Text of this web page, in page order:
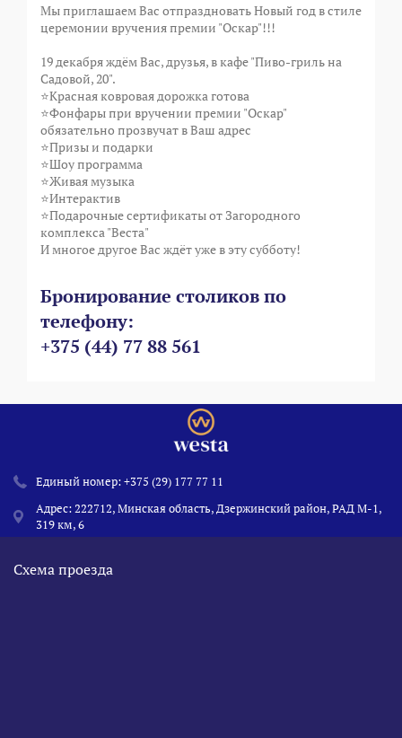
Мы приглашаем Вас отпраздновать Новый год в стиле
церемонии вручения премии "Оскар"!!!
19 декабря ждём Вас, друзья, в кафе "Пиво-гриль на
Садовой, 20".
⭐Красная ковровая дорожка готова
⭐Фонфары при вручении премии "Оскар"
обязательно прозвучат в Ваш адрес
⭐Призы и подарки
⭐Шоу программа
⭐Живая музыка
⭐Интерактив
⭐Подарочные сертификаты от Загородного
комплекса "Веста"
И многое другое Вас ждёт уже в эту субботу!
Бронирование столиков по
телефону:
+375 (44) 77 88 561
Единый номер:+375 (29) 177 77 11
Адрес: 222712, Минская область, Дзержинский район, РАД М-1,
319 км, 6
Схема проезда